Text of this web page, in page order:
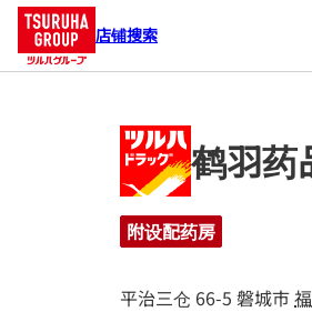
店铺搜索
鹤羽药
附设配药房
平治三仓 66-5 磐城市